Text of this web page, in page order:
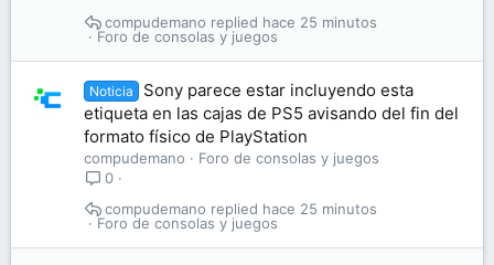
Foro de consolas y juegos
hace 25 minutos
compudemano
Noticia
Sony parece estar incluyendo esta
etiqueta en las cajas de PS5 avisando del fin del
formato físico de PlayStation
compudemano
Foro de consolas y juegos
0
Foro de consolas y juegos
hace 25 minutos
compudemano